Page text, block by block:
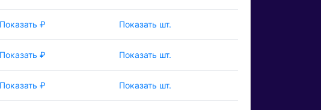
Показать ₽ Показать шт.
Показать ₽ Показать шт.
Показать ₽ Показать шт.